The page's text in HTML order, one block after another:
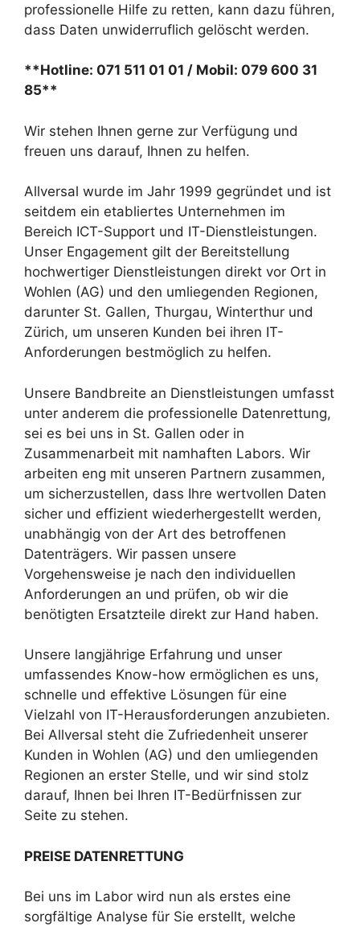
professionelle Hilfe zu retten, kann dazu führen,
dass Daten unwiderruflich gelöscht werden.
**Hotline: 071 511 01 01 / Mobil: 079 600 31
85**
Wir stehen Ihnen gerne zur Verfügung und
freuen uns darauf, Ihnen zu helfen.
Allversal wurde im Jahr 1999 gegründet und ist
seitdem ein etabliertes Unternehmen im
Bereich ICT-Support und IT-Dienstleistungen.
Unser Engagement gilt der Bereitstellung
hochwertiger Dienstleistungen direkt vor Ort in
Wohlen (AG) und den umliegenden Regionen,
darunter St. Gallen, Thurgau, Winterthur und
Zürich, um unseren Kunden bei ihren IT-
Anforderungen bestmöglich zu helfen.
Unsere Bandbreite an Dienstleistungen umfasst
unter anderem die professionelle Datenrettung,
sei es bei uns in St. Gallen oder in
Zusammenarbeit mit namhaften Labors. Wir
arbeiten eng mit unseren Partnern zusammen,
um sicherzustellen, dass Ihre wertvollen Daten
sicher und effizient wiederhergestellt werden,
unabhängig von der Art des betroffenen
Datenträgers. Wir passen unsere
Vorgehensweise je nach den individuellen
Anforderungen an und prüfen, ob wir die
benötigten Ersatzteile direkt zur Hand haben.
Unsere langjährige Erfahrung und unser
umfassendes Know-how ermöglichen es uns,
schnelle und effektive Lösungen für eine
Vielzahl von IT-Herausforderungen anzubieten.
Bei Allversal steht die Zufriedenheit unserer
Kunden in Wohlen (AG) und den umliegenden
Regionen an erster Stelle, und wir sind stolz
darauf, Ihnen bei Ihren IT-Bedürfnissen zur
Seite zu stehen.
PREISE DATENRETTUNG
Bei uns im Labor wird nun als erstes eine
sorgfältige Analyse für Sie erstellt, welche